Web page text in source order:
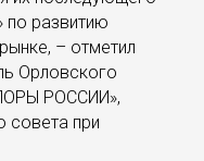
по развитию
– отметил
Орловского
РОССИИ»,
совета при